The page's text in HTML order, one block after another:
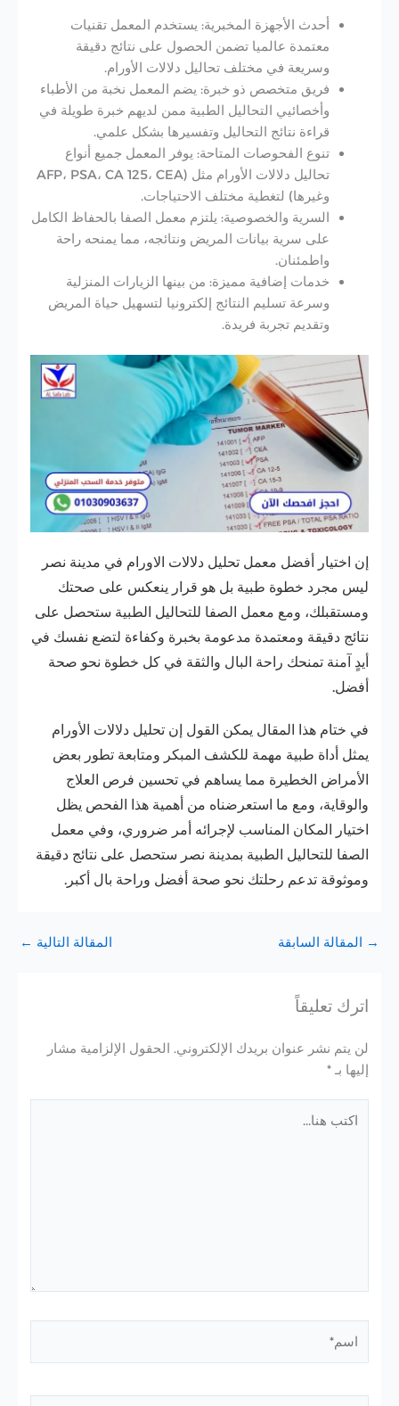
أحدث الأجهزة المخبرية: يستخدم المعمل تقنيات
معتمدة عالميا تضمن الحصول على نتائج دقيقة
وسريعة في مختلف تحاليل دلالات الأورام.
فريق متخصص ذو خبرة: يضم المعمل نخبة من الأطباء
وأخصائيي التحاليل الطبية ممن لديهم خبرة طويلة في
قراءة نتائج التحاليل وتفسيرها بشكل علمي.
تنوع الفحوصات المتاحة: يوفر المعمل جميع أنواع
تحاليل دلالات الأورام مثل (AFP، PSA، CA 125، CEA
وغيرها) لتغطية مختلف الاحتياجات.
السرية والخصوصية: يلتزم معمل الصفا بالحفاظ الكامل
على سرية بيانات المريض ونتائجه، مما يمنحه راحة
واطمئنان.
خدمات إضافية مميزة: من بينها الزيارات المنزلية
وسرعة تسليم النتائج إلكترونيا لتسهيل حياة المريض
وتقديم تجربة فريدة.
إن اختيار أفضل معمل تحليل دلالات الاورام في مدينة نصر
ليس مجرد خطوة طبية بل هو قرار ينعكس على صحتك
ومستقبلك، ومع معمل الصفا للتحاليل الطبية ستحصل على
نتائج دقيقة ومعتمدة مدعومة بخبرة وكفاءة لتضع نفسك في
أيدٍ آمنة تمنحك راحة البال والثقة في كل خطوة نحو صحة
أفضل.
في ختام هذا المقال يمكن القول إن تحليل دلالات الأورام
يمثل أداة طبية مهمة للكشف المبكر ومتابعة تطور بعض
الأمراض الخطيرة مما يساهم في تحسين فرص العلاج
والوقاية، ومع ما استعرضناه من أهمية هذا الفحص يظل
اختيار المكان المناسب لإجرائه أمر ضروري، وفي معمل
الصفا للتحاليل الطبية بمدينة نصر ستحصل على نتائج دقيقة
وموثوقة تدعم رحلتك نحو صحة أفضل وراحة بال أكبر.
→ المقالة السابقة المقالة التالية ←
اترك تعليقاً
لن يتم نشر عنوان بريدك الإلكتروني. الحقول الإلزامية مشار
إليها بـ*